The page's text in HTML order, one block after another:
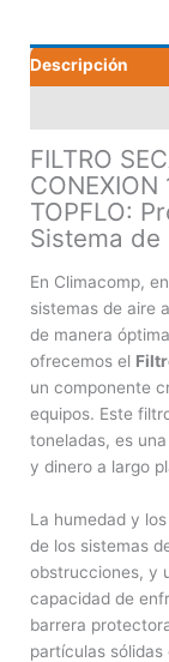
2.5
TON
cantidad
Descripción
FILTRO
TOPFLO:
Sistema de
En Climacomp,
sistemas de aire
de manera
ofrecemos el
un componente
equipos. Este
toneladas, es
y dinero a largo
La humedad y
de los sistemas
obstrucciones, y
capacidad de
barrera
partículas